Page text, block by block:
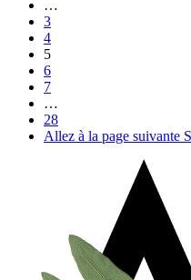
…
3
4
5
6
7
…
28
Allez à la page suivante